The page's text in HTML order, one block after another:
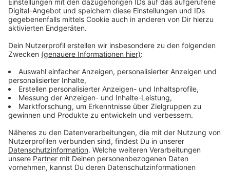
als 50 Jahren Erfahrung im Sondermaschinen- und
Anlagenbau will am Standort Burbach einen
Industriemechaniker (m/w/d)
Ein Bildungsträger sucht für den Standort Siegen
eineSozialpädagogische Fachkraft (m/w/d)
Maßnahmen in der Berufsausbildung in
außerbetrieblichen Einrichtungen BaE.
Auskunft zu den Angeboten gibt die Agentur für
Arbeit in Siegen, telefonisch montags bis freitags
von 8-18 Uhr, unter 0800 4 5555 20 (Dieser Anruf
ist kostenfrei).